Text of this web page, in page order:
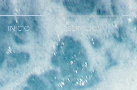
INICIO SERVICIOS